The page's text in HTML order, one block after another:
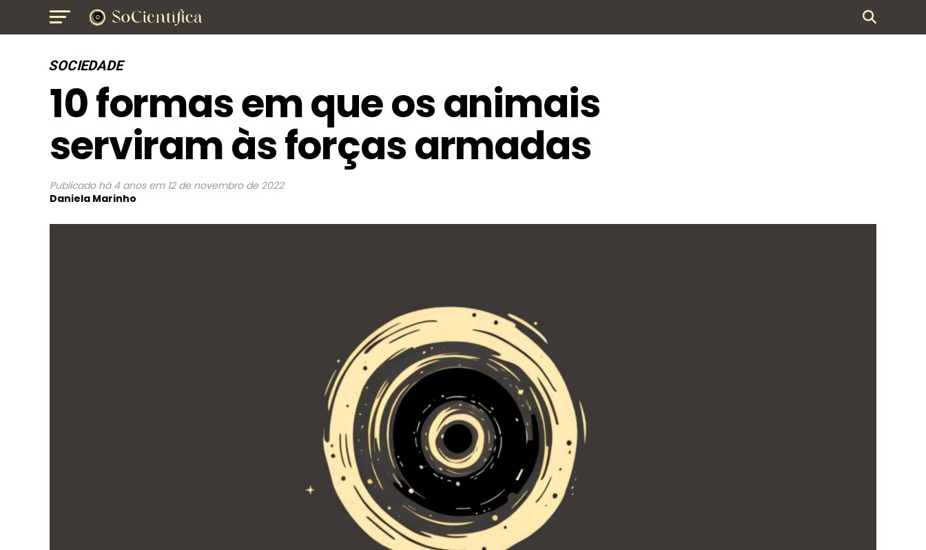
SOCIEDADE
10 formas em que os animais
serviram às forças armadas
Publicado há 4 anos em 12 de novembro de 2022
Daniela Marinho